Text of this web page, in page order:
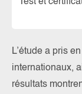
L’étude a pris
internationaux,
résultats